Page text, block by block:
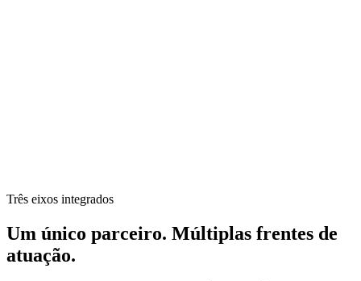
Três eixos integrados
Um único parceiro. Múltiplas frentes de
atuação.